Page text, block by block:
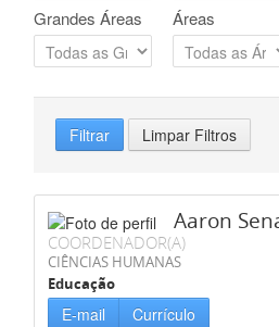
Grandes Áreas Áreas
Filtrar Limpar Filtros
Aaron
COORDENADOR(A)
CIÊNCIAS HUMANAS
Educação
E-mail Currículo